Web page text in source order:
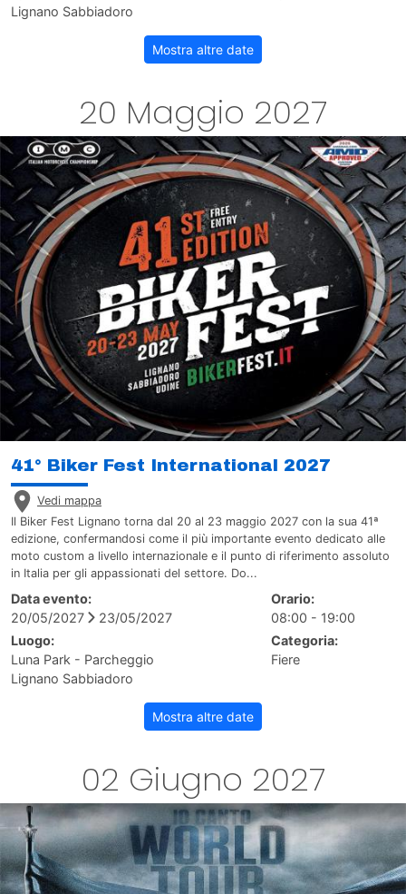
Lignano Sabbiadoro
Mostra altre date
20 Maggio 2027
41° Biker Fest International 2027
Vedi mappa
Il Biker Fest Lignano torna dal 20 al 23 maggio 2027 con la sua 41ª
edizione, confermandosi come il più importante evento dedicato alle
moto custom a livello internazionale e il punto di riferimento assoluto
in Italia per gli appassionati del settore. Do...
Data evento:
20/05/2027
23/05/2027
Orario:
08:00 - 19:00
Luogo:
Luna Park - Parcheggio
Lignano Sabbiadoro
Categoria:
Fiere
Mostra altre date
02 Giugno 2027